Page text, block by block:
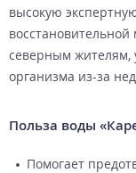
высокую
северным жителям,
организма из-за
Польза воды
Помогает